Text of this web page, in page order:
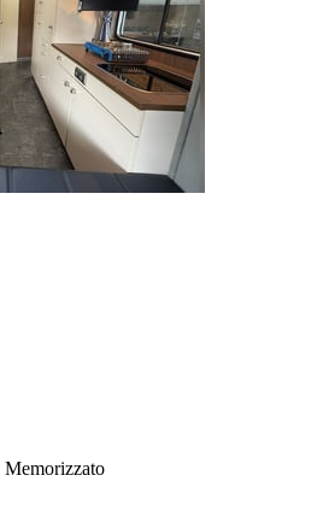
Memorizzato